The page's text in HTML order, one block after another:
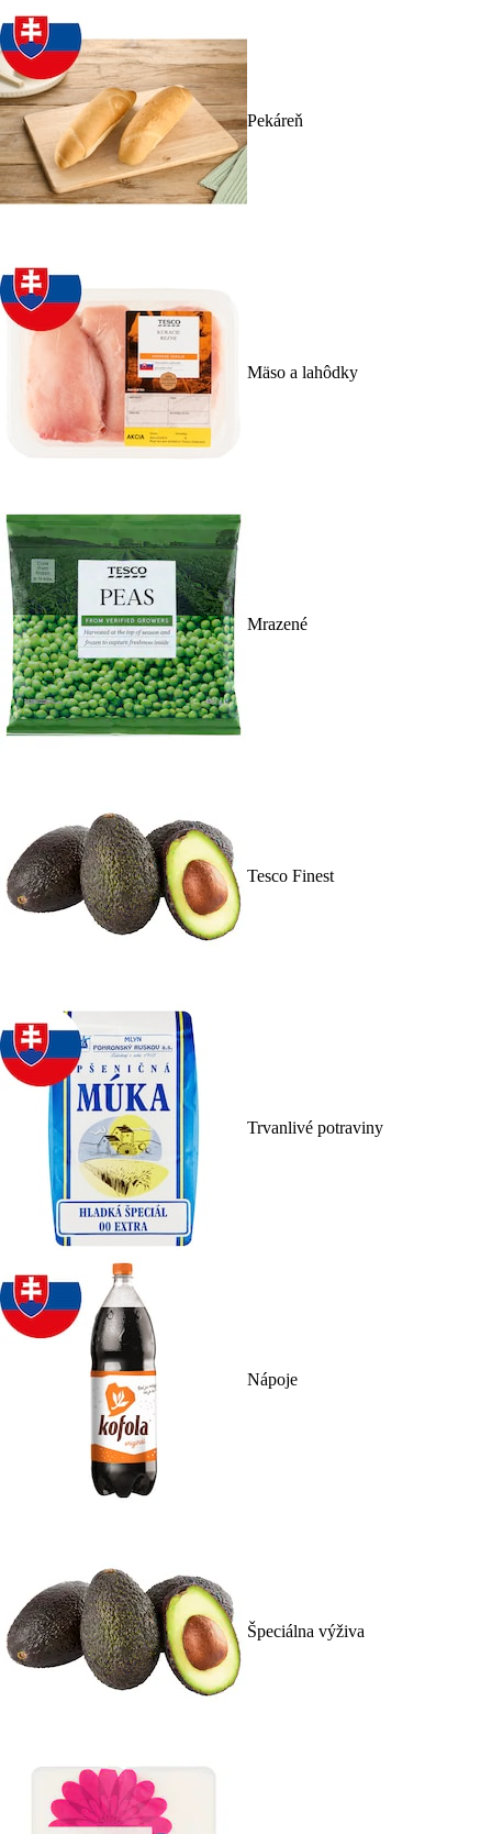
Pekáreň
Mäso a lahôdky
Mrazené
Tesco Finest
Trvanlivé potraviny
Nápoje
Špeciálna výživa